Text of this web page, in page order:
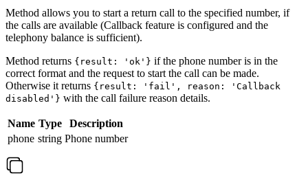
Method allows you to start a return call to the specified number, if
the calls are available (Callback feature is configured and the
telephony balance is sufficient).
Method returns {result: 'ok'} if the phone number is in the
correct format and the request to start the call can be made.
Otherwise it returns {result: 'fail', reason: 'Callback
disabled'} with the call failure reason details.
Name Type
Description
phone string Phone number